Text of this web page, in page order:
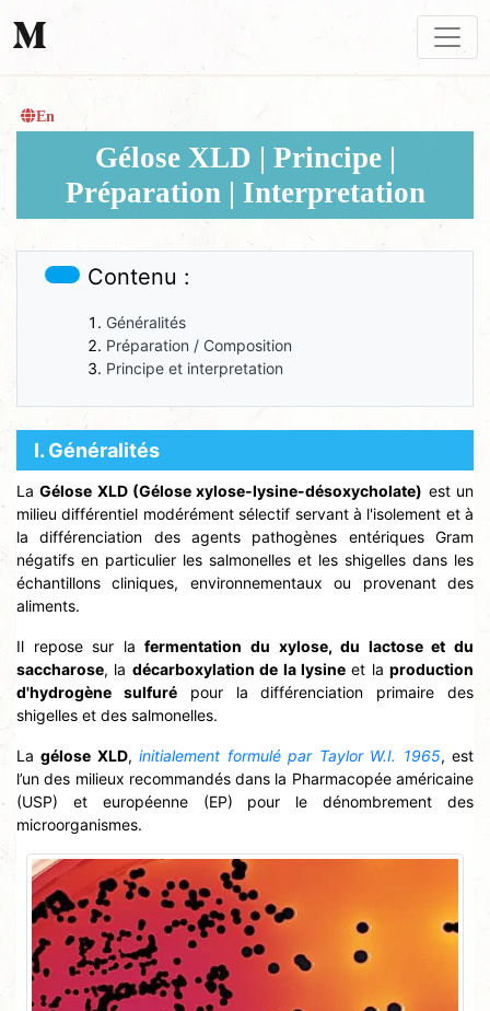
En
Gélose XLD | Principe |
Préparation | Interpretation
Contenu :
Généralités
Préparation / Composition
Principe et interpretation
Ⅰ. Généralités
LaGélose XLD (Gélose xylose-lysine-désoxycholate) est un
milieu différentiel modérément sélectif servant à l'isolement et à
la différenciation des agents pathogènes entériques Gram
négatifs en particulier les salmonelles et les shigelles dans les
échantillons cliniques, environnementaux ou provenant des
aliments.
Il repose sur lafermentation du xylose, du lactose et du
saccharose, la décarboxylation de la lysineet la production
d'hydrogène sulfurépour la différenciation primaire des
shigelles et des salmonelles.
Lagélose XLD,initialement formulé par Taylor W.I. 1965, est
l’un des milieux recommandés dans la Pharmacopée américaine
(USP) et européenne (EP) pour le dénombrement des
microorganismes.